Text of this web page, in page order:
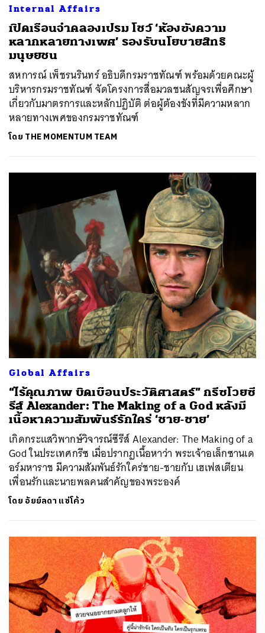
Internal Affairs
เปิดเรือนจำคลองเปรม โชว์ ‘ห้องขังความ
หลากหลายทางเพศ’ รองรับนโยบายสิทธิ
มนุษยชน
สหการณ์ เพ็ชรนรินทร์ อธิบดีกรมราชทัณฑ์ พร้อมด้วยคณะผู้
บริหารกรมราชทัณฑ์ จัดโครงการสื่อมวลชนสัญจรเพื่อศึกษา
เกี่ยวกับมาตรการและหลักปฏิบัติ ต่อผู้ต้องขังที่มีความหลาก
หลายทางเพศของกรมราชทัณฑ์
โดย THE MOMENTUM TEAM
Global Affairs
“ไร้คุณภาพ บิดเบือนประวัติศาสตร์” กรีซโวยซี
รีส์ Alexander: The Making of a God หลังมี
เนื้อหาความสัมพันธ์รักใคร่ ‘ชาย-ชาย’
เกิดกระแสวิพากษ์วิจารณ์ซีรีส์ Alexander: The Making of a
God ในประเทศกรีซ เมื่อปรากฏเนื้อหาว่า พระเจ้าอเล็กซานเด
อร์มหาราช มีความสัมพันธ์รักใคร่ชาย-ชายกับ เฮเฟสเตียน
เพื่อนรักและนายพลคนสำคัญของพระองค์
โดย อัยย์ลดา แซ่โค้ว